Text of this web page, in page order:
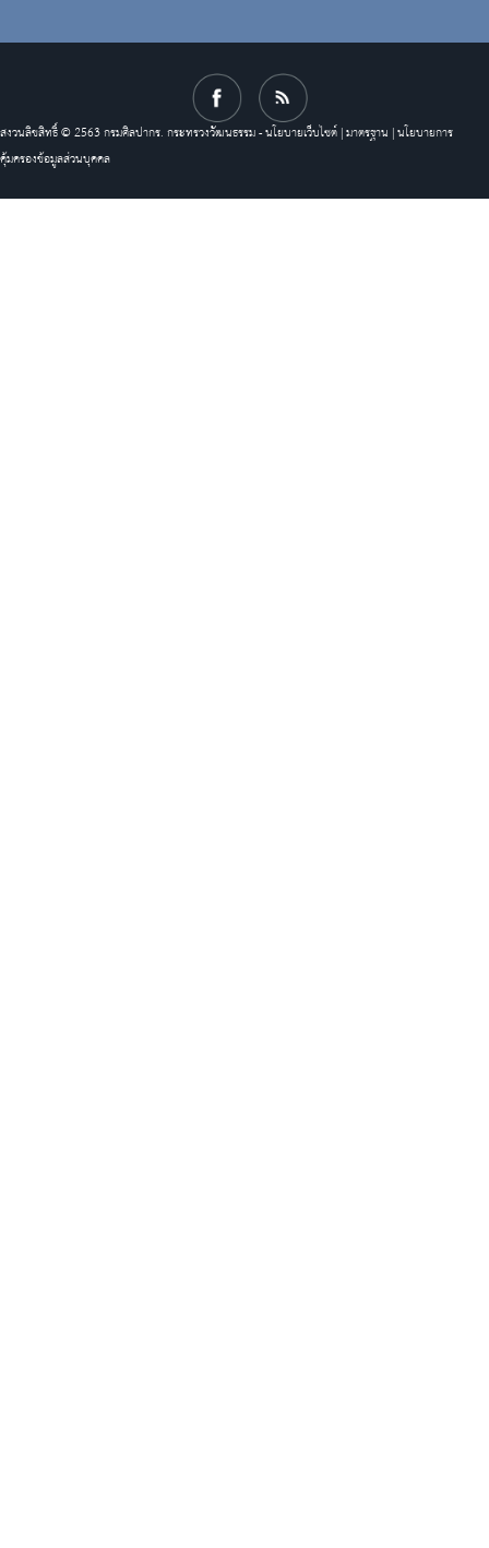
สงวนลิขสิทธิ์ © 2563 กรมศิลปากร. กระทรวงวัฒนธรรม -นโยบายเว็บไซต์|มาตรฐาน |นโยบายการ
คุ้มครองข้อมูลส่วนบุคคล